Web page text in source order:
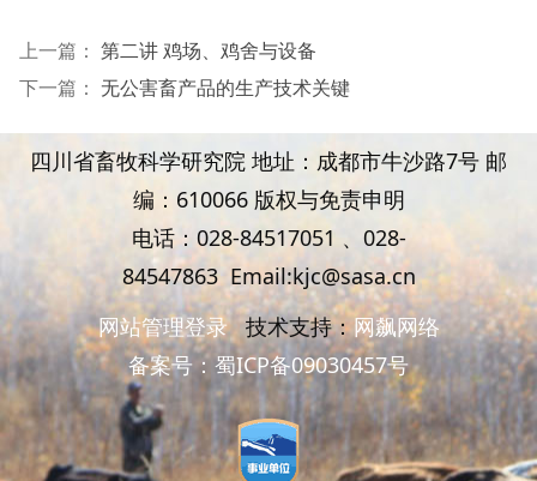
上一篇： 第二讲 鸡场、鸡舍与设备
下一篇： 无公害畜产品的生产技术关键
四川省畜牧科学研究院 地址：成都市牛沙路7号 邮
编：610066 版权与免责申明
电话：028-84517051 、 028-
84547863 Email:kjc@sasa.cn
网站管理登录技术支持：网飙网络
备案号：蜀ICP备09030457号